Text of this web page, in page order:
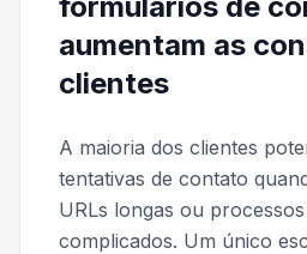
aumentam as
clientes
A maioria dos clientes
tentativas de contato
URLs longas ou
complicados. Um único